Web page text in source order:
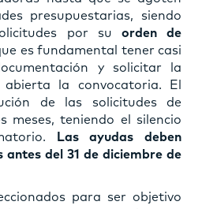
presupuestarias, siendo
por su orden de
es fundamental tener casi
y solicitar la
la convocatoria. El
de las solicitudes de
meses, teniendo el silencio
Las ayudas deben
antes del 31 de diciembre de
para ser objetivo